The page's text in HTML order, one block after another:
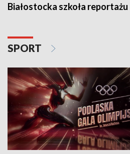
Białostocka szkoła reportażu
SPORT